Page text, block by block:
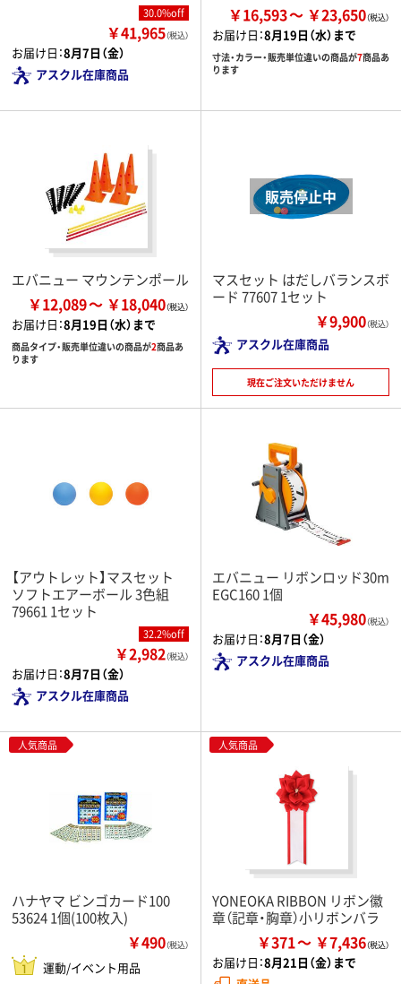
30.0%off
￥41,965（税込）
お届け日：8月7日（金）
アスクル在庫商品
￥16,593 ￥23,650
お届け日：8月19日（水）まで
寸法・カラー・販売単位違いの商品が7商品あ
ります
エバニュー マウンテンポール
￥12,089 ￥18,040
お届け日：8月19日（水）まで
商品タイプ・販売単位違いの商品が2商品あ
ります
マスセット はだしバランスボ
ード 77607 1セット
￥9,900（税込）
アスクル在庫商品
現在ご注文いただけません
【アウトレット】マスセット
ソフトエアーボール 3色組
79661 1セット
32.2%off
￥2,982（税込）
お届け日：8月7日（金）
アスクル在庫商品
エバニュー リボンロッド30m
EGC160 1個
￥45,980（税込）
お届け日：8月7日（金）
アスクル在庫商品
人気商品
ハナヤマ ビンゴカード100
53624 1個(100枚入)
￥490（税込）
運動/イベント用品
人気商品
YONEOKA RIBBON リボン徽
章（記章・胸章）小リボンバラ
￥371 ￥7,436
お届け日：8月21日（金）まで